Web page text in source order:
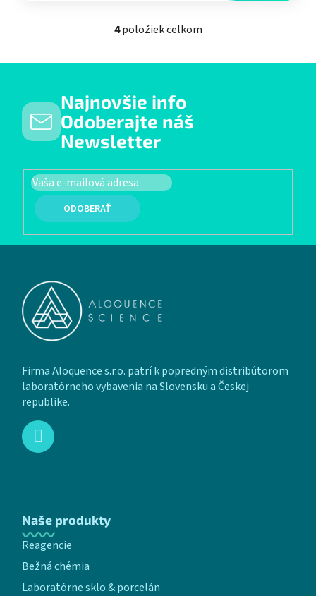
Ovládacie prvky výpisu
4položiek celkom
Najnovšie info
Odoberajte náš
Newsletter
PRIHLÁSIŤ SA
Firma Aloquence s.r.o. patrí k popredným distribútorom
laboratórneho vybavenia na Slovensku a Českej
republike.
Naše produkty
Reagencie
Bežná chémia
Laboratórne sklo & porcelán